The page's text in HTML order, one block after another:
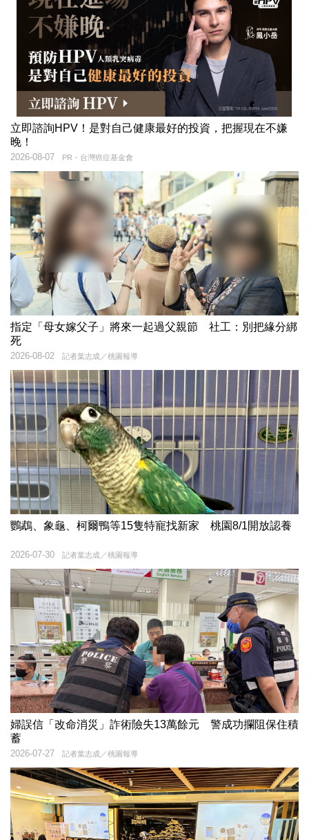
立即諮詢HPV！是對自己健康最好的投資，把握現在不嫌
晚！
PR・台灣癌症基金會
2026-08-07
指定「母女嫁父子」將來一起過父親節 社工：別把緣分綁
死
記者葉志成／桃園報導
2026-08-02
鸚鵡、象龜、柯爾鴨等15隻特寵找新家 桃園8/1開放認養
記者葉志成／桃園報導
2026-07-30
婦誤信「改命消災」詐術險失13萬餘元 警成功攔阻保住積
蓄
記者葉志成／桃園報導
2026-07-27